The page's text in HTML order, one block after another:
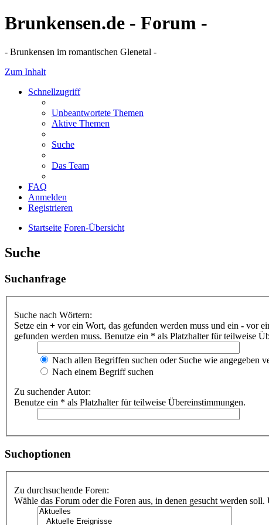
Brunkensen.de - Forum -
- Brunkensen im romantischen Glenetal -
Zum Inhalt
Schnellzugriff
Unbeantwortete Themen
Aktive Themen
Suche
Das Team
FAQ
Anmelden
Registrieren
Startseite Foren-Übersicht
Suche
Suchanfrage
Suche nach Wörtern:
Setze ein + vor ein Wort, das gefunden werden muss und ein - vor
gefunden werden muss. Benutze ein * als Platzhalter für teilweise
Nach allen Begriffen suchen oder Suche wie angegeben
Nach einem Begriff suchen
Zu suchender Autor:
Benutze ein * als Platzhalter für teilweise Übereinstimmungen.
Suchoptionen
Zu durchsuchende Foren:
Wähle das Forum oder die Foren aus, in denen gesucht werden